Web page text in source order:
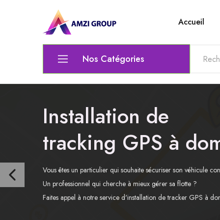
Amzi
Group
Le
top
l'electronique
Accueil
Nos Catégories
Matériel Électrique & Éclairage
Outils scolaires et bureautiques
Lunettes
Chaise gamer
Audio et Vidéo
Installation de
tracking GPS à
Vous êtes un particulier qui souhaite sécuriser son véhicule
Un professionnel qui cherche à mieux gérer sa flotte ?
Faites appel à notre service d'installation de tracker GPS à